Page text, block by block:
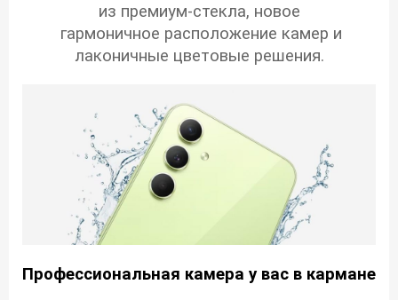
из премиум-стекла, новое
гармоничное расположение камер и
лаконичные цветовые решения.
Профессиональная камера у вас в кармане